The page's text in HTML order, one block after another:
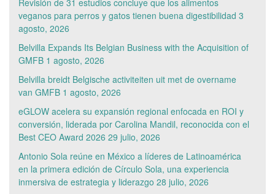
Revisión de 31 estudios concluye que los alimentos
veganos para perros y gatos tienen buena digestibilidad 3
agosto, 2026
Belvilla Expands Its Belgian Business with the Acquisition of
GMFB 1 agosto, 2026
Belvilla breidt Belgische activiteiten uit met de overname
van GMFB 1 agosto, 2026
eGLOW acelera su expansión regional enfocada en ROI y
conversión, liderada por Carolina Mandil, reconocida con el
Best CEO Award 2026 29 julio, 2026
Antonio Sola reúne en México a líderes de Latinoamérica
en la primera edición de Círculo Sola, una experiencia
inmersiva de estrategia y liderazgo 28 julio, 2026